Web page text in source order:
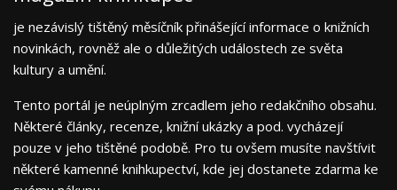
je nezávislý tištěný měsíčník přinášející informace o knižních
novinkách, rovněž ale o důležitých událostech ze světa
kultury a umění.
Tento portál je neúplným zrcadlem jeho redakčního obsahu.
Některé články, recenze, knižní ukázky a pod. vycházejí
pouze v jeho tištěné podobě. Pro tu ovšem musíte navštívit
některé kamenné knihkupectví, kde jej dostanete zdarma ke